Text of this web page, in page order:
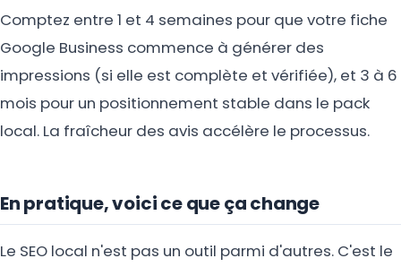
Comptez entre 1 et 4 semaines pour que votre fiche
Google Business commence à générer des
impressions (si elle est complète et vérifiée), et 3 à 6
mois pour un positionnement stable dans le pack
local. La fraîcheur des avis accélère le processus.
En pratique, voici ce que ça change
Le SEO local n'est pas un outil parmi d'autres. C'est le